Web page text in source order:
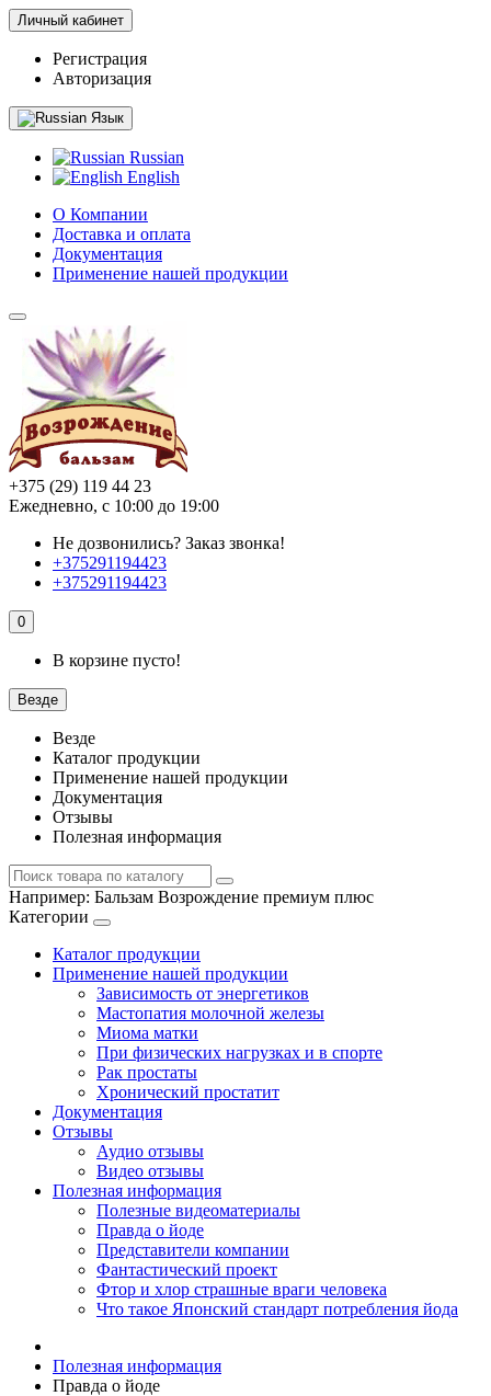
Личный кабинет
Регистрация
Авторизация
Язык
Russian
English
О Компании
Доставка и оплата
Документация
Применение нашей продукции
+375 (29) 119 44 23
Ежедневно, с 10:00 до 19:00
Не дозвонились? Заказ звонка!
+375291194423
+375291194423
0
В корзине пусто!
Везде
Везде
Каталог продукции
Применение нашей продукции
Документация
Отзывы
Полезная информация
Например: Бальзам Возрождение премиум плюс
Категории
Каталог продукции
Применение нашей продукции
Зависимость от энергетиков
Мастопатия молочной железы
Миома матки
При физических нагрузках и в спорте
Рак простаты
Хронический простатит
Документация
Отзывы
Аудио отзывы
Видео отзывы
Полезная информация
Полезные видеоматериалы
Правда о йоде
Представители компании
Фантастический проект
Фтор и хлор страшные враги человека
Что такое Японский стандарт потребления йода
Полезная информация
Правда о йоде